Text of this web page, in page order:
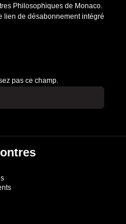
Philosophiques de Monaco.
lien de désabonnement intégré
pas ce champ.